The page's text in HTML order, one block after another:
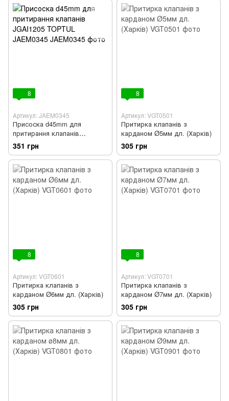
8
Артикул: JAEM0345
Присоска d45mm для
притирання клапанів
JGAI1205 TOPTUL JAEM0345
351 грн
8
Артикул: VGT0501
Притирка клапанів з
карданом Ø5мм дл. (Харків)
305 грн
8
Артикул: VGT0601
Притирка клапанів з
карданом Ø6мм дл. (Харків)
305 грн
8
Артикул: VGT0701
Притирка клапанів з
карданом Ø7мм дл. (Харків)
305 грн